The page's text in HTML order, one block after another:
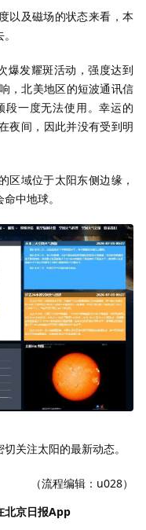
以及磁场的状态来看，本
爆发耀斑活动，强度达到
，北美地区的短波通讯信
段一度无法使用。幸运的
夜间，因此并没有受到明
区域位于太阳东侧边缘，
中地球。
关注太阳的最新动态。
（流程编辑：u028）
北京日报App